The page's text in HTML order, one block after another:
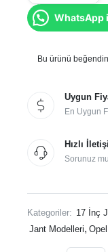
Silver
Jant
Dacia
Opel
Corsa
WhatsApp
Bu ürünü
Uygun
En Uygun
Hızlı
Sorunuz
Kategoriler: 17 İnç
Jant Modelleri,